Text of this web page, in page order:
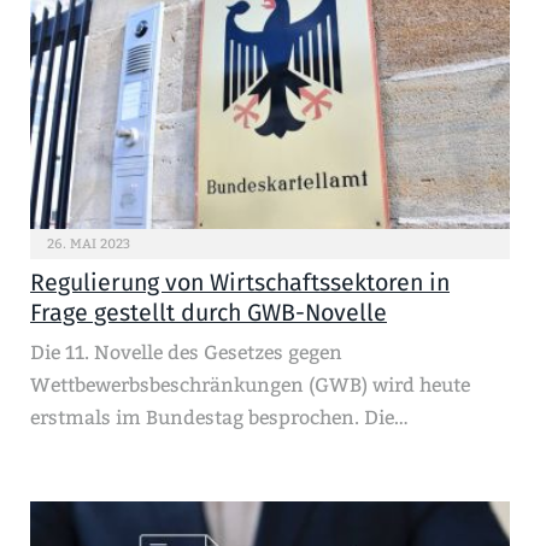
26. MAI 2023
Regulierung von Wirtschaftssektoren in
Frage gestellt durch GWB-Novelle
Die 11. Novelle des Gesetzes gegen
Wettbewerbsbeschränkungen (GWB) wird heute
erstmals im Bundestag besprochen. Die…